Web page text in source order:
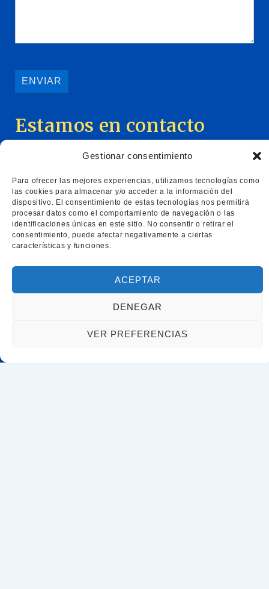
Gestionar consentimiento
Para ofrecer las mejores experiencias, utilizamos tecnologías como
las cookies para almacenar y/o acceder a la información del
dispositivo. El consentimiento de estas tecnologías nos permitirá
procesar datos como el comportamiento de navegación o las
identificaciones únicas en este sitio. No consentir o retirar el
consentimiento, puede afectar negativamente a ciertas
características y funciones.
ACEPTAR
DENEGAR
VER PREFERENCIAS
Estamos en contacto
C/ Aragó, 366 Oficina 24, 08009, Barcelona
Carretera de Malgrat n5 izq, Blanes, 17300
Girona